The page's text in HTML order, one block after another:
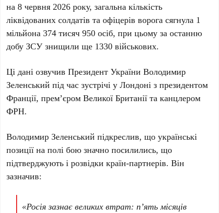
на8 червня 2026 року, загальна кількість
ліквідованих солдатів та офіцерів ворога сягнула 1
мільйона 374 тисяч 950 осіб, при цьому за останню
добу ЗСУ знищили ще 1330 військових.
Ці дані озвучив Президент УкраїниВолодимир
Зеленський під час зустрічі уЛондоні з президентом
Франції, прем’єром Великої Британії та канцлером
ФРН.
Володимир Зеленський підкреслив, що українські
позиції на полі бою значно посилились, що
підтверджують і розвідки країн-партнерів. Він
зазначив:
«Росія зазнає великих втрат: п’ять місяців